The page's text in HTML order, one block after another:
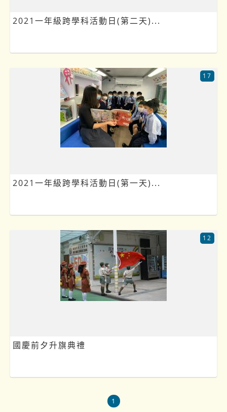
2021一年級跨學科活動日(第二天)...
2021一年級跨學科活動日(第一天)...
17
國慶前夕升旗典禮
12
1